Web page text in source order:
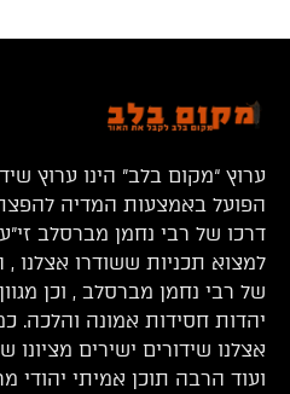
ערוץ “מקום בלב” הינו ערוץ
הפועל באמצעות המדיה
דרכו של רבי נחמן מברסלב
למצוא תכניות ששודרו אצלנו
של רבי נחמן מברסלב , וכן
יהדות חסידות אמונה והלכה.
אצלנו שידורים ישירים
ועוד הרבה תוכן אמיתי יהודי